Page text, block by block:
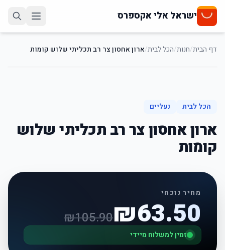
ישראל אלי אקספרס
דף הבית/חנות/הכל לבית/ארון אחסון צר רב תכליתי שלוש קומות
הכל לבית
נעליים
ארון אחסון צר רב תכליתי שלוש
קומות
מחיר נוכחי
₪63.50
₪105.90
זמין למשלוח מיידי